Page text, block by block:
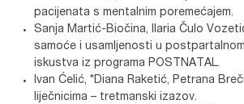
pacijenata s mentalnim poremećajem.
Sanja Martić-Biočina, Ilaria Čulo
samoće i usamljenosti u
iskustva iz programa POSTNATAL.
Ivan Ćelić, *Diana Raketić, Petrana
liječnicima – tretmanski izazov.